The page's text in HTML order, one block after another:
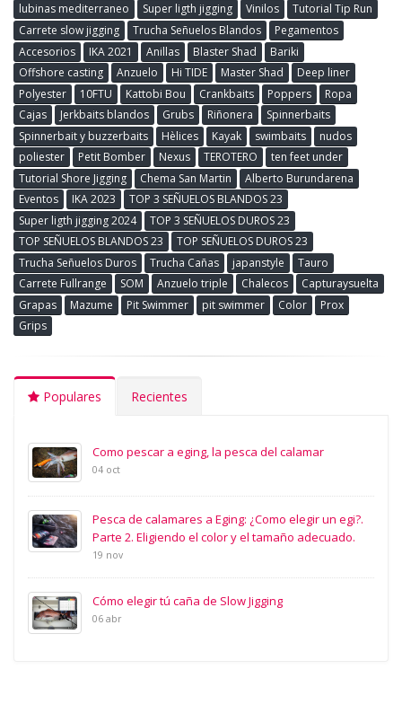
lubinas mediterraneo
Super ligth jigging Vinilos
Tutorial Tip Run
Carrete slow jigging
Trucha Señuelos Blandos
Pegamentos
Accesorios
IKA 2021 Anillas Blaster Shad
Bariki
Offshore casting
Anzuelo Hi TIDE Master Shad
Deep liner
Polyester
10FTU Kattobi Bou Crankbaits Poppers
Ropa
Cajas
Jerkbaits blandos Grubs Riñonera
Spinnerbaits
Spinnerbait y buzzerbaits
Hèlices Kayak swimbaits
nudos
poliester
Petit Bomber Nexus TEROTERO
ten feet under
Tutorial Shore Jigging
Chema San Martin
Alberto Burundarena
Eventos
IKA 2023
TOP 3 SEÑUELOS BLANDOS 23
Super ligth jigging 2024
TOP 3 SEÑUELOS DUROS 23
TOP SEÑUELOS BLANDOS 23
TOP SEÑUELOS DUROS 23
Trucha Señuelos Duros
Trucha Cañas japanstyle
Tauro
Carrete Fullrange
SOM Anzuelo triple Chalecos
Capturaysuelta
Grapas
Mazume Pit Swimmer pit swimmer Color
Prox
Grips
Populares Recientes
Como pescar a eging, la pesca del calamar
04 oct
Pesca de calamares a Eging: ¿Como elegir un egi?.
Parte 2. Eligiendo el color y el tamaño adecuado.
19 nov
Cómo elegir tú caña de Slow Jigging
06 abr